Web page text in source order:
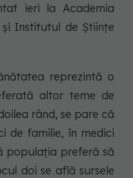
ieri la Academia
Institutul de Științe
reprezintă o
altor teme de
rând, se pare că
de familie, în medici
populația preferă să
doi se află sursele